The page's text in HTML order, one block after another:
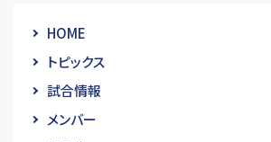
HOME
トピックス
試合情報
メンバー